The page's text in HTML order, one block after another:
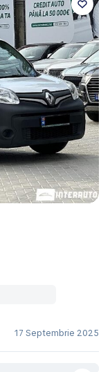
17 Septembrie 2025